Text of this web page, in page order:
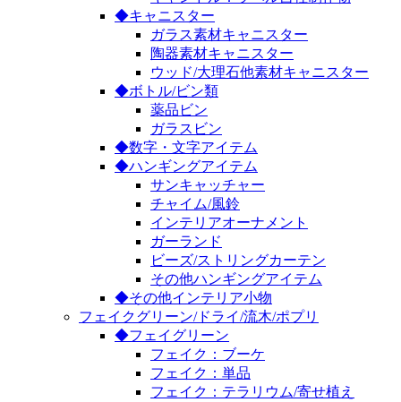
◆キャニスター
ガラス素材キャニスター
陶器素材キャニスター
ウッド/大理石他素材キャニスター
◆ボトル/ビン類
薬品ビン
ガラスビン
◆数字・文字アイテム
◆ハンギングアイテム
サンキャッチャー
チャイム/風鈴
インテリアオーナメント
ガーランド
ビーズ/ストリングカーテン
その他ハンギングアイテム
◆その他インテリア小物
フェイクグリーン/ドライ/流木/ポプリ
◆フェイグリーン
フェイク：ブーケ
フェイク：単品
フェイク：テラリウム/寄せ植え